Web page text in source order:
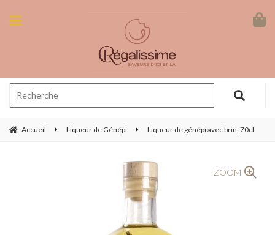
Accueil Liqueur de Génépi Liqueur de génépi avec brin, 70cl
ZOOM